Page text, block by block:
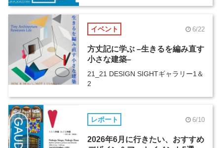
イベント 6/22
方丈記に学ぶ –生きるを編み直す
小さな建築–
21_21 DESIGN SIGHTギャラリー1＆
2
レポート 6/10
2026年6月に行きたい、おすすめ